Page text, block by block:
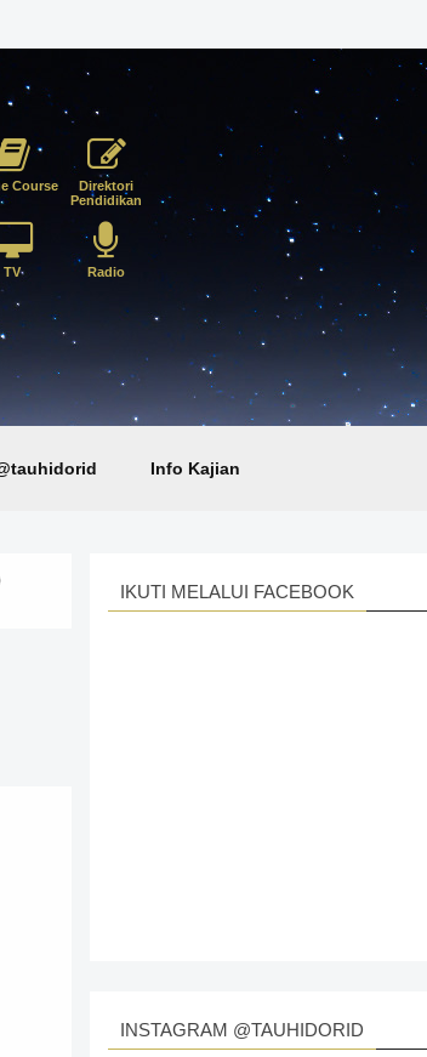
Course
Direktori
Pendidikan
TV Radio
Info Kajian
IKUTI MELALUI FACEBOOK
INSTAGRAM @TAUHIDORID